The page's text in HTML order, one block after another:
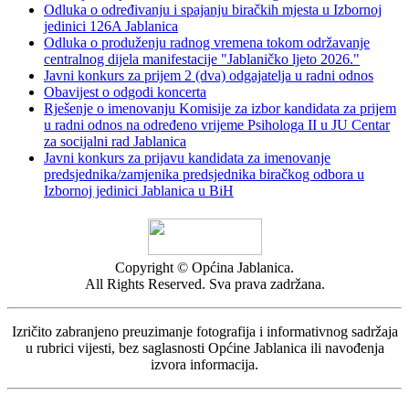
Odluka o određivanju i spajanju biračkih mjesta u Izbornoj
jedinici 126A Jablanica
Odluka o produženju radnog vremena tokom održavanje
centralnog dijela manifestacije "Jablaničko ljeto 2026."
Javni konkurs za prijem 2 (dva) odgajatelja u radni odnos
Obavijest o odgodi koncerta
Rješenje o imenovanju Komisije za izbor kandidata za prijem
u radni odnos na određeno vrijeme Psihologa II u JU Centar
za socijalni rad Jablanica
Javni konkurs za prijavu kandidata za imenovanje
predsjednika/zamjenika predsjednika biračkog odbora u
Izbornoj jedinici Jablanica u BiH
Copyright © Općina Jablanica.
All Rights Reserved. Sva prava zadržana.
Izričito zabranjeno preuzimanje fotografija i informativnog sadržaja
u rubrici vijesti, bez saglasnosti Općine Jablanica ili navođenja
izvora informacija.